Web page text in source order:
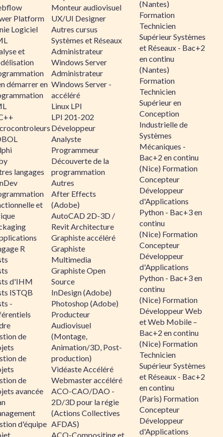
Platform
Logiciel
et
démarrer en
langages
et
R
d'IHM
ISTQB
-
de
de
de
avancée
d'équipe
Monteur audiovisuel
UX/UI Designer
Autres cursus
Systèmes et Réseaux
Administrateur
Windows Server
Administrateur
Windows Server -
accéléré
Linux LPI
LPI 201-202
Développeur
Analyste
Programmeur
Découverte de la
programmation
Autres
After Effects
(Adobe)
AutoCAD 2D-3D /
Revit Architecture
Graphiste accéléré
Graphiste
Multimedia
Graphiste Open
Source
InDesign (Adobe)
Photoshop (Adobe)
Producteur
Audiovisuel
(Montage,
Animation/3D, Post-
production)
Vidéaste Accéléré
Webmaster accéléré
ACO-CAO/DAO -
2D/3D pour la régie
(Actions Collectives
AFDAS)
ACO-Compositing et
(Nantes)
Formation
Technicien
Supérieur Systèmes
et Réseaux - Bac+2
en continu
(Nantes)
Formation
Technicien
Supérieur en
Conception
Industrielle de
Systèmes
Mécaniques -
Bac+2 en continu
(Nice) Formation
Concepteur
Développeur
d'Applications
Python - Bac+3 en
continu
(Nice) Formation
Concepteur
Développeur
d'Applications
Python - Bac+3 en
continu
(Nice) Formation
Développeur Web
et Web Mobile –
Bac+2 en continu
(Nice) Formation
Technicien
Supérieur Systèmes
et Réseaux - Bac+2
en continu
(Paris) Formation
Concepteur
Développeur
d'Applications